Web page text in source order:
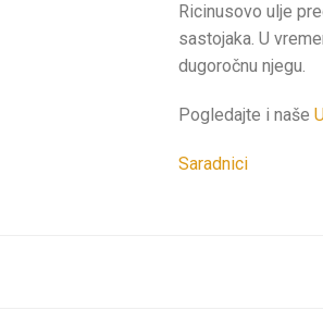
Ricinusovo ulje
sastojaka. U
dugoročnu njegu.
Pogledajte i naše
Saradnici